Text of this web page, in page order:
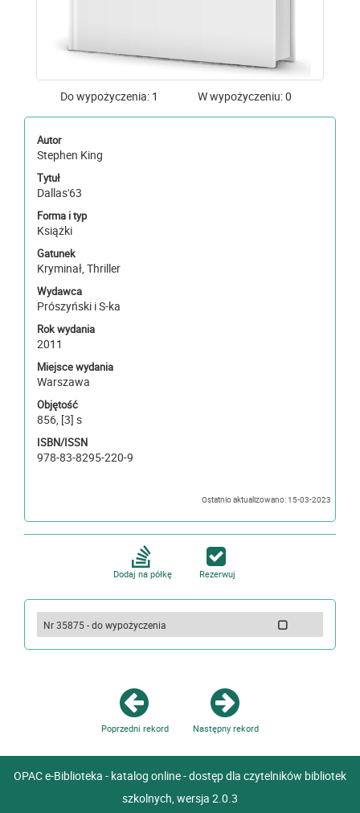
Do wypożyczenia: 1 W wypożyczeniu: 0
Autor
Stephen King
Tytuł
Dallas'63
Forma i typ
Książki
Gatunek
Kryminał, Thriller
Wydawca
Prószyński i S-ka
Rok wydania
2011
Miejsce wydania
Warszawa
Objętość
856, [3] s
ISBN/ISSN
978-83-8295-220-9
Ostatnio aktualizowano: 15-03-2023
Dodaj na półkę Rezerwuj
Nr 35875 - do wypożyczenia
Poprzedni rekord Następny rekord
OPAC e-Biblioteka - katalog online - dostęp dla czytelników bibliotek
szkolnych, wersja 2.0.3